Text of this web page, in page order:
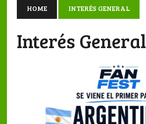
HOME INTERÉS GENERAL
Interés General